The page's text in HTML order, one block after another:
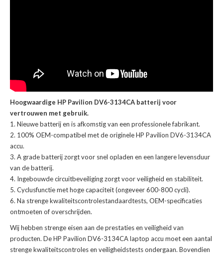
Hoogwaardige HP Pavilion DV6-3134CA batterij voor
vertrouwen met gebruik.
Nieuwe batterij en is afkomstig van een professionele fabrikant.
100% OEM-compatibel met deoriginele HP Pavilion DV6-3134CA
accu.
A grade batterij zorgt voor snel opladen en een langere levensduur
van de batterij.
Ingebouwde circuitbeveiliging zorgt voor veiligheid en stabiliteit.
Cyclusfunctie met hoge capaciteit (ongeveer 600-800 cycli).
Na strenge kwaliteitscontrolestandaardtests, OEM-specificaties
ontmoeten of overschrijden.
Wij hebben strenge eisen aan de prestaties en veiligheid van
producten. DeHP Pavilion DV6-3134CA laptop accu moet een aantal
strenge kwaliteitscontroles en veiligheidstests ondergaan. Bovendien